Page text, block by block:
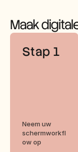
Maak
Stap 1
Neem uw
schermworkfl
ow op